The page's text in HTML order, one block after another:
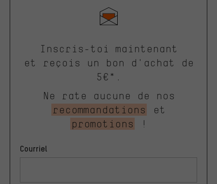
Inscris-toi maintenant
et reçois un bon d'achat de
5€*.
Ne rate aucune de nos
recommandations
et
promotions
!
Courriel